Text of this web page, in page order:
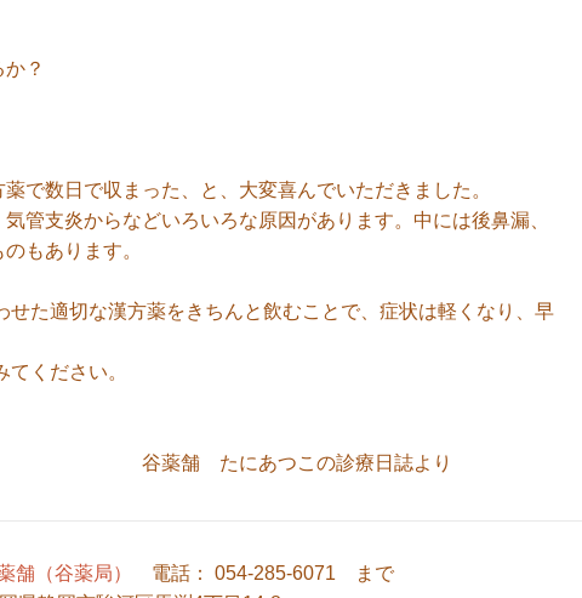
？
で数日で収まった、と、大変喜んでいただきました。
管支炎からなどいろいろな原因があります。中には後鼻漏、
もあります。
た適切な漢方薬をきちんと飲むことで、症状は軽くなり、早
ください。
の診療日誌より
舗（谷薬局）
電話： 054-285-6071 まで